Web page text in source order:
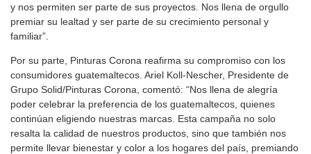
y nos permiten ser parte de sus proyectos. Nos llena de orgullo
premiar su lealtad y ser parte de su crecimiento personal y
familiar”.
Por su parte, Pinturas Corona reafirma su compromiso con los
consumidores guatemaltecos. Ariel Koll-Nescher, Presidente de
Grupo Solid/Pinturas Corona, comentó: “Nos llena de alegría
poder celebrar la preferencia de los guatemaltecos, quienes
continúan eligiendo nuestras marcas. Esta campaña no solo
resalta la calidad de nuestros productos, sino que también nos
permite llevar bienestar y color a los hogares del país, premiando